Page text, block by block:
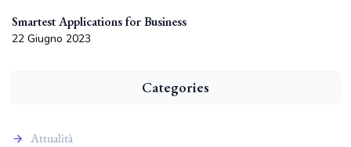
Smartest Applications for Business
22 Giugno 2023
Categories
Attualità